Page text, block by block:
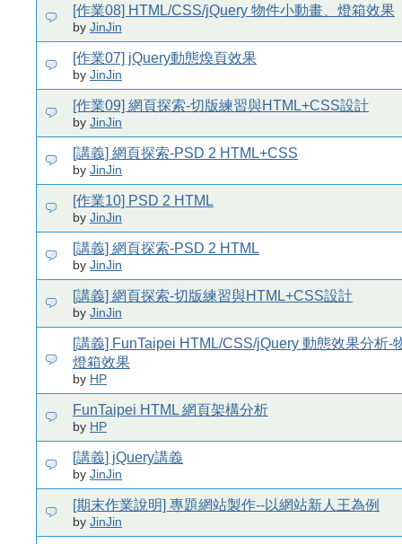
[作業08] HTML/CSS/jQuery 物件小動畫、燈箱效果
by JinJin
[作業07] jQuery動態煥頁效果
by JinJin
[作業09] 網頁探索-切版練習與HTML+CSS設計
by JinJin
[講義] 網頁探索-PSD 2 HTML+CSS
by JinJin
[作業10] PSD 2 HTML
by JinJin
[講義] 網頁探索-PSD 2 HTML
by JinJin
[講義] 網頁探索-切版練習與HTML+CSS設計
by JinJin
[講義] FunTaipei HTML/CSS/jQuery 動態效果分析-
燈箱效果
by HP
FunTaipei HTML 網頁架構分析
by HP
[講義] jQuery講義
by JinJin
[期末作業說明] 專題網站製作--以網站新人王為例
by JinJin